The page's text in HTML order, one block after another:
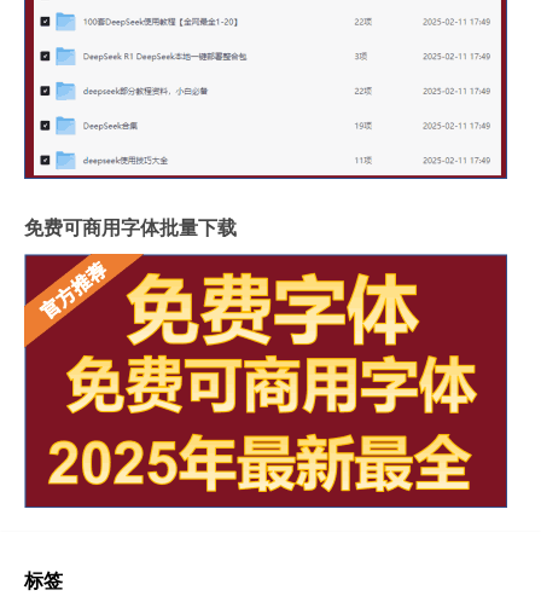
免费可商用字体批量下载
标签